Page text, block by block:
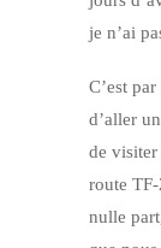
je n’ai
C’est
d’aller
de visiter
route
nulle